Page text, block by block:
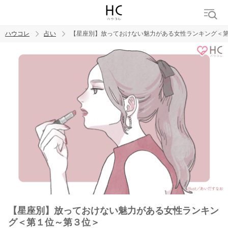
ハウコレ 占い 【星座別】放っておけない魅力がある女性ランキング＜
【星座別】放っておけない魅力がある女性ランキン
グ＜第１位～第３位＞